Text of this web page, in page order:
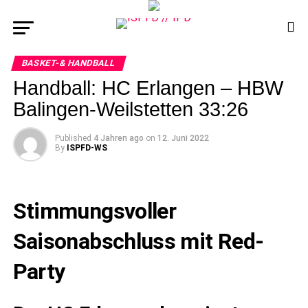
BASKET-& HANDBALL
Handball: HC Erlangen – HBW
Balingen-Weilstetten 33:26
Published 4 Jahren ago on 12. Juni 2022
By ISPFD-WS
Stimmungsvoller
Saisonabschluss mit Red-
Party